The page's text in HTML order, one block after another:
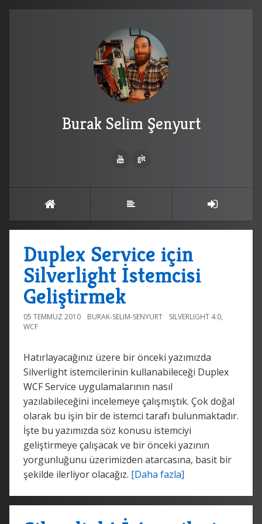
Burak Selim Şenyurt
Duplex Service için
Silverlight İstemcisi
Geliştirmek
05 TEMMUZ 2010 BURAK-SELIM-SENYURT SILVERLIGHT 4.0,
WCF
Hatırlayacağınız üzere bir önceki yazımızda
Silverlight istemcilerinin kullanabileceği Duplex
WCF Service uygulamalarının nasıl
yazılabileceğini incelemeye çalışmıştık. Çok doğal
olarak bu işin bir de istemci tarafı bulunmaktadır.
İşte bu yazımızda söz konusu istemciyi
geliştirmeye çalışacak ve bir önceki yazının
yorgunluğunu üzerimizden atarcasına, basit bir
şekilde ilerliyor olacağız. [Daha fazla]